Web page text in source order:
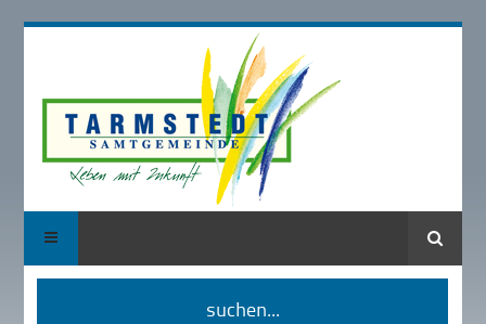
Suche
suchen...